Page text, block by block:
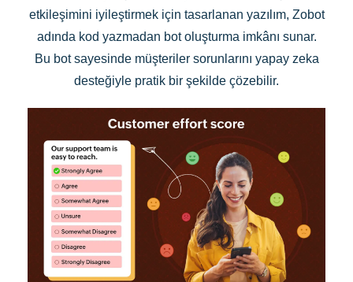
etkileşimini iyileştirmek için tasarlanan yazılım, Zobot
adında kod yazmadan bot oluşturma imkânı sunar.
Bu bot sayesinde müşteriler sorunlarını yapay zeka
desteğiyle pratik bir şekilde çözebilir.